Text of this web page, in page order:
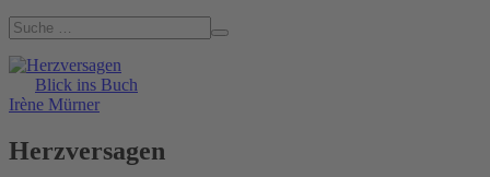
Blick ins Buch
Irène Mürner
Herzversagen